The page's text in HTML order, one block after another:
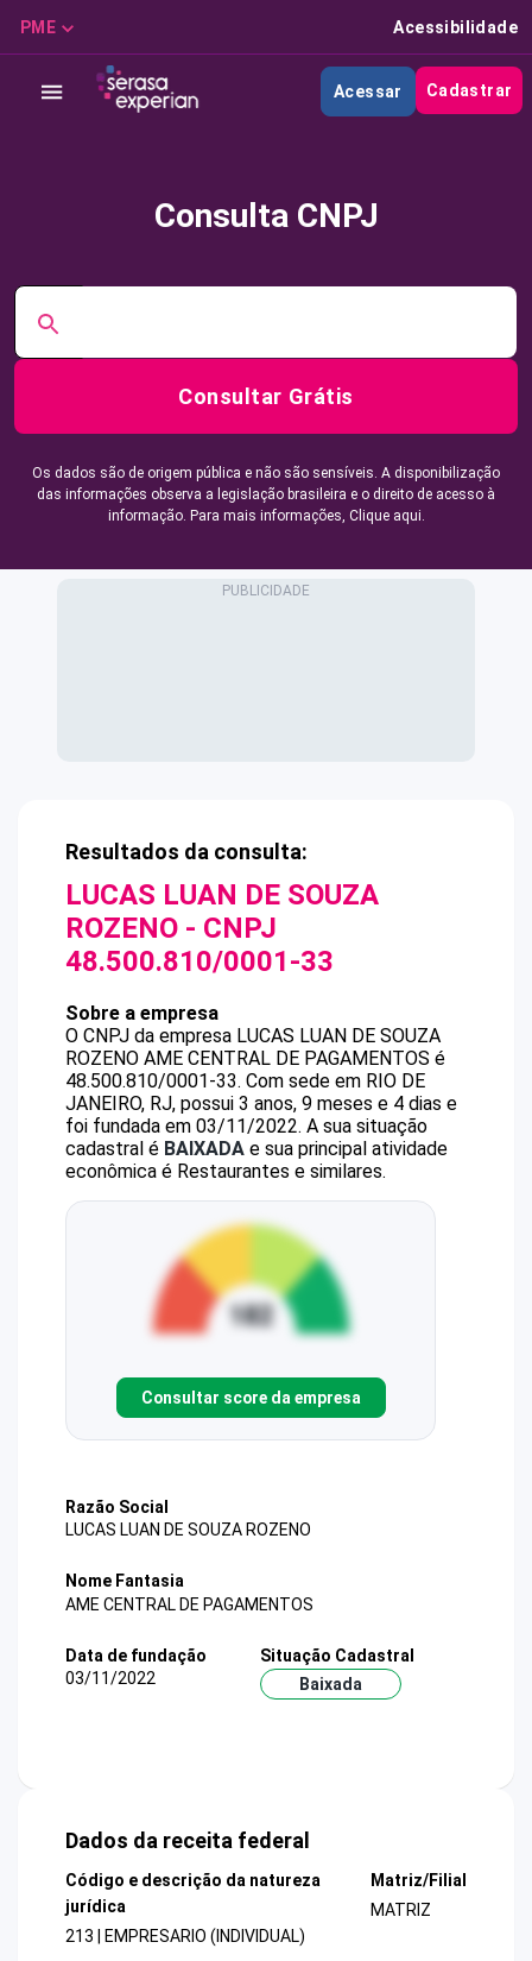
PME Acessibilidade
Acessar Cadastrar
Consulta CNPJ
Consultar Grátis
Os dados são de origem pública e não são sensíveis. A disponibilização
das informações observa a legislação brasileira e o direito de acesso à
informação. Para mais informações, Clique aqui.
Resultados da consulta:
LUCAS LUAN DE SOUZA
ROZENO - CNPJ
48.500.810/0001-33
Sobre a empresa
O CNPJ da empresa LUCAS LUAN DE SOUZA
ROZENO AME CENTRAL DE PAGAMENTOS é
48.500.810/0001-33. Com sede em RIO DE
JANEIRO, RJ, possui 3 anos, 9 meses e 4 dias e
foi fundada em 03/11/2022. A sua situação
cadastral é BAIXADA e sua principal atividade
econômica é Restaurantes e similares.
Consultar score da empresa
Razão Social
LUCAS LUAN DE SOUZA ROZENO
Nome Fantasia
AME CENTRAL DE PAGAMENTOS
Data de fundação
03/11/2022
Situação Cadastral
Baixada
Dados da receita federal
Código e descrição da natureza
jurídica
213 | EMPRESARIO (INDIVIDUAL)
Matriz/Filial
MATRIZ